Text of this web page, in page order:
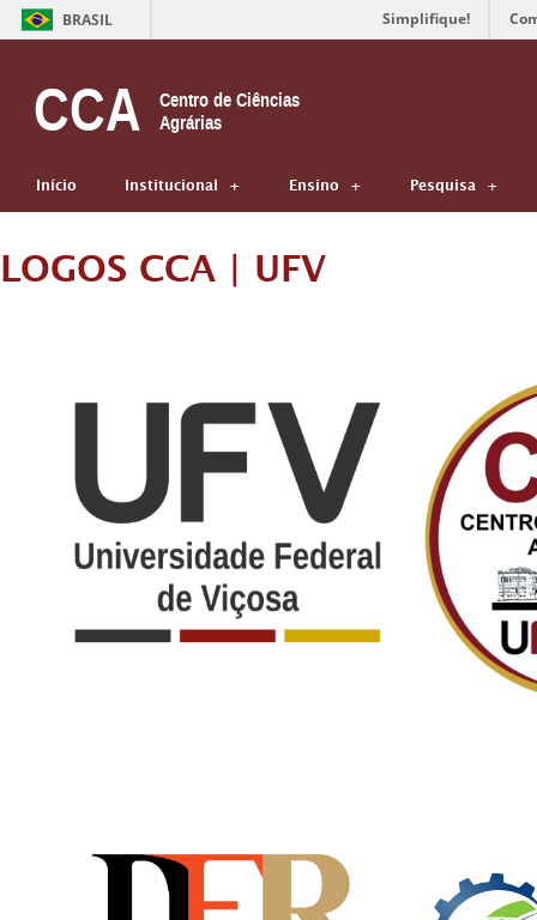
BRASIL Simplifique!
CCA
Centro de Ciências
Agrárias
Início Institucional Ensino Pesquisa
LOGOS CCA | UFV